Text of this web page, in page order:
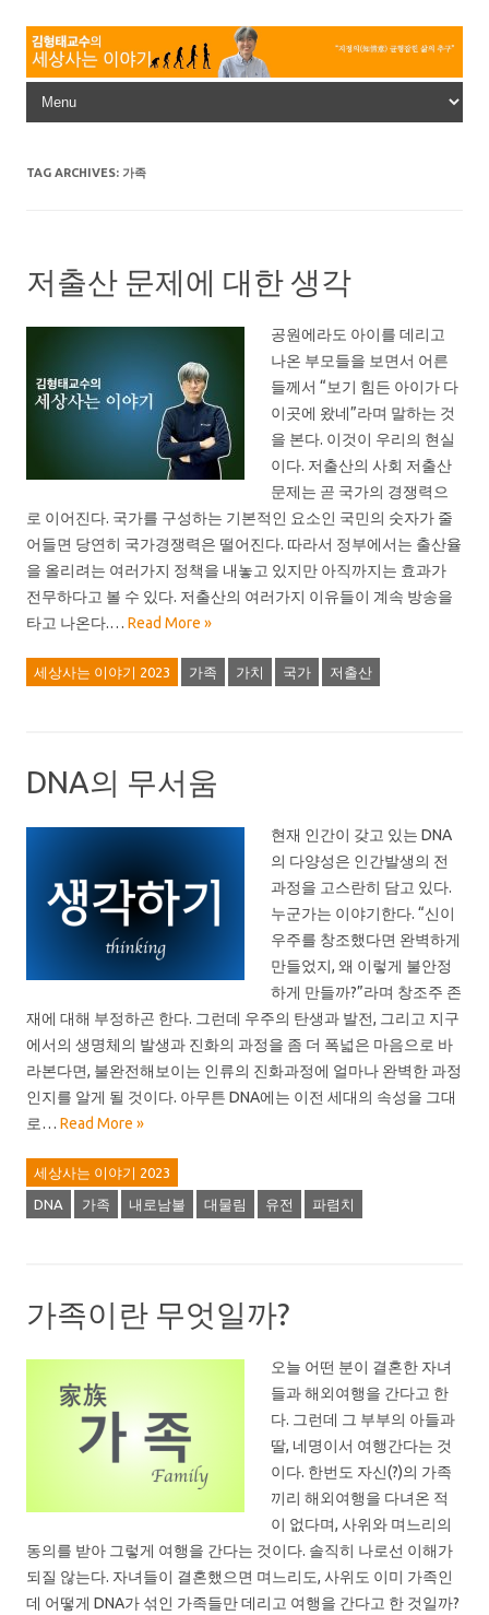
Skip to content
TAG ARCHIVES: 가족
저출산 문제에 대한 생각
공원에라도 아이를 데리고
나온 부모들을 보면서 어른
들께서 “보기 힘든 아이가 다
이곳에 왔네”라며 말하는 것
을 본다. 이것이 우리의 현실
이다. 저출산의 사회 저출산
문제는 곧 국가의 경쟁력으
로 이어진다. 국가를 구성하는 기본적인 요소인 국민의 숫자가 줄
어들면 당연히 국가경쟁력은 떨어진다. 따라서 정부에서는 출산율
을 올리려는 여러가지 정책을 내놓고 있지만 아직까지는 효과가
전무하다고 볼 수 있다. 저출산의 여러가지 이유들이 계속 방송을
타고 나온다.… Read More »
세상사는 이야기 2023 가족 가치 국가 저출산
DNA의 무서움
현재 인간이 갖고 있는 DNA
의 다양성은 인간발생의 전
과정을 고스란히 담고 있다.
누군가는 이야기한다. “신이
우주를 창조했다면 완벽하게
만들었지, 왜 이렇게 불안정
하게 만들까?”라며 창조주 존
재에 대해 부정하곤 한다. 그런데 우주의 탄생과 발전, 그리고 지구
에서의 생명체의 발생과 진화의 과정을 좀 더 폭넓은 마음으로 바
라본다면, 불완전해보이는 인류의 진화과정에 얼마나 완벽한 과정
인지를 알게 될 것이다. 아무튼 DNA에는 이전 세대의 속성을 그대
로… Read More »
세상사는 이야기 2023
DNA 가족 내로남불 대물림 유전 파렴치
가족이란 무엇일까?
오늘 어떤 분이 결혼한 자녀
들과 해외여행을 간다고 한
다. 그런데 그 부부의 아들과
딸, 네명이서 여행간다는 것
이다. 한번도 자신(?)의 가족
끼리 해외여행을 다녀온 적
이 없다며, 사위와 며느리의
동의를 받아 그렇게 여행을 간다는 것이다. 솔직히 나로선 이해가
되질 않는다. 자녀들이 결혼했으면 며느리도, 사위도 이미 가족인
데 어떻게 DNA가 섞인 가족들만 데리고 여행을 간다고 한 것일까?